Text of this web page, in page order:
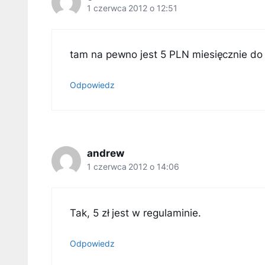
1 czerwca 2012 o 12:51
tam na pewno jest 5 PLN miesięcznie
Odpowiedz
andrew
1 czerwca 2012 o 14:06
Tak, 5 zł jest w regulaminie.
Odpowiedz